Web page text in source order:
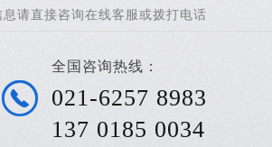
请直接咨询在线客服或拨打电话
全国咨询热线：
021-6257 8983
137 0185 0034